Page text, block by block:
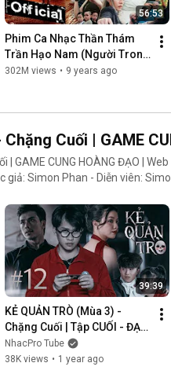
56:53
Phim Ca Nhạc Thần Thám
Trần Hạo Nam (Người Trong
Giang Hồ 5) - Lâm Chấn
302M views • 9 years ago
Chặng Cuối | GAME
| GAME CUNG HOÀNG ĐẠO |
tế, nhưng dần trở nên đen tối
của KẺ QUẢN TRÒ là gì?. Và
drama KẺ QUẢN TRÒ (Mùa
Bnat _ Ca sĩ Bnat Bảo Ngân _
Duy Simon Phan _ Em trai
39:39
KẺ QUẢN TRÒ (Mùa 3) -
Chặng Cuối | Tập CUỐI - ĐẠI
KẾT CỤC | GAME CUNG
HOÀNG ĐẠO || Web Drama
NhacPro Tube
38K views • 1 year ago